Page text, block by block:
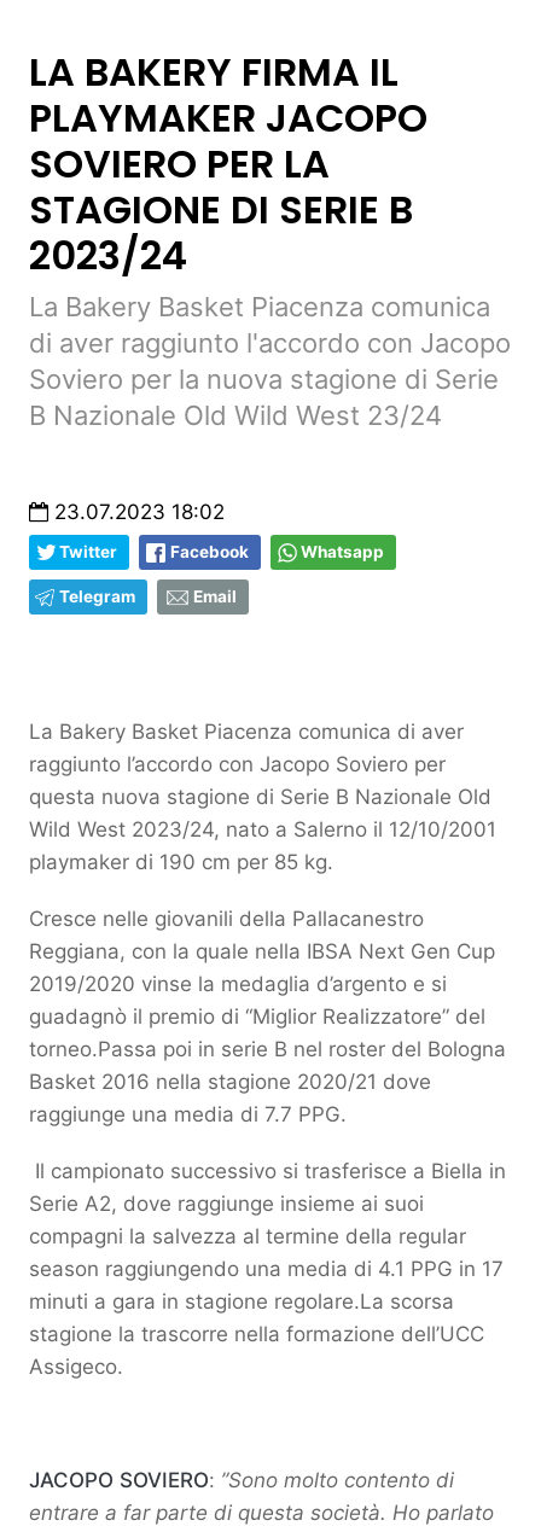
LA BAKERY FIRMA IL
PLAYMAKER JACOPO
SOVIERO PER LA
STAGIONE DI SERIE B
2023/24
La Bakery Basket Piacenza comunica
di aver raggiunto l'accordo con Jacopo
Soviero per la nuova stagione di Serie
B Nazionale Old Wild West 23/24
23.07.2023 18:02
Twitter Facebook Whatsapp
Telegram Email
La Bakery Basket Piacenza comunica di aver
raggiunto l’accordo con Jacopo Soviero per
questa nuova stagione di Serie B Nazionale Old
Wild West 2023/24, nato a Salerno il 12/10/2001
playmaker di 190 cm per 85 kg.
Cresce nelle giovanili della Pallacanestro
Reggiana, con la quale nella IBSA Next Gen Cup
2019/2020 vinse la medaglia d’argento e si
guadagnò il premio di “Miglior Realizzatore” del
torneo.Passa poi in serie B nel roster del Bologna
Basket 2016 nella stagione 2020/21 dove
raggiunge una media di 7.7 PPG.
Il campionato successivo si trasferisce a Biella in
Serie A2, dove raggiunge insieme ai suoi
compagni la salvezza al termine della regular
season raggiungendo una media di 4.1 PPG in 17
minuti a gara in stagione regolare.La scorsa
stagione la trascorre nella formazione dell’UCC
Assigeco.
JACOPO SOVIERO: ”Sono molto contento di
entrare a far parte di questa società. Ho parlato